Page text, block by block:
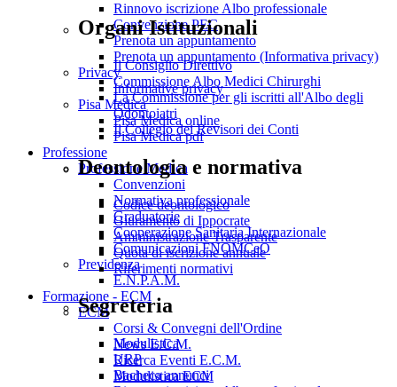
Organi Istituzionali
Il Consiglio Direttivo
Commissione Albo Medici Chirurghi
La Commissione per gli iscritti all'Albo degli
Odontoiatri
Il Collegio dei Revisori dei Conti
Deontologia e normativa
Codice deontologico
Giuramento di Ippocrate
Amministrazione Trasparente
Quota di iscrizione annuale
Riferimenti normativi
Segreteria
Modulistica
URP
Bacheca annunci
Rinnovo iscrizione Albo professionale
Convenzione PEC
Prenota un appuntamento
Prenota un appuntamento (Informativa privacy)
Privacy
Informative privacy
Pisa Medica
Pisa Medica online
Pisa Medica pdf
Professione
Professione Medica
Convenzioni
Normativa professionale
Graduatorie
Cooperazione Sanitaria Internazionale
Comunicazioni FNOMCeO
Previdenza
E.N.P.A.M.
Formazione - ECM
ECM
Corsi & Convegni dell'Ordine
News E.C.M.
Ricerca Eventi E.C.M.
Modulistica ECM